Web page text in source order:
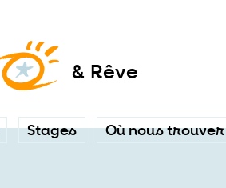
& Rêve
Stages Où nous trouver